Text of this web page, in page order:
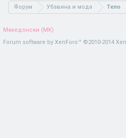
Форум Убавина и мода Тело
Македонски (MK)
Forum software by XenForo™ ©2010-2014